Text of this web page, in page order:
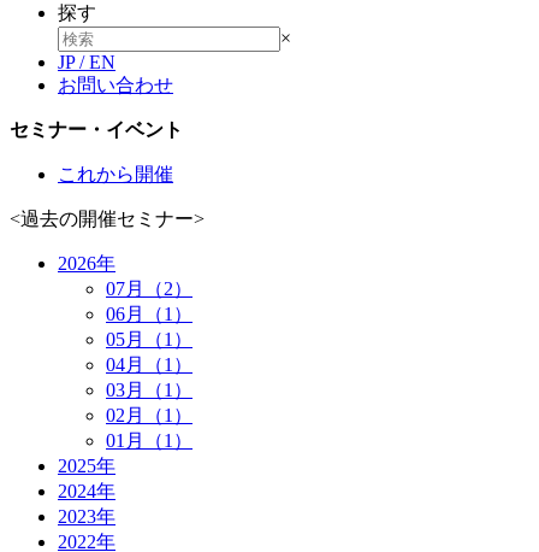
探す
×
JP/EN
お問い合わせ
セミナー・イベント
これから開催
<過去の開催セミナー>
2026年
07月（2）
06月（1）
05月（1）
04月（1）
03月（1）
02月（1）
01月（1）
2025年
2024年
2023年
2022年